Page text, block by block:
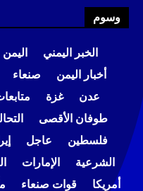
وسوم
الخبر اليمني اليمن
أخبار اليمن
صنعاء
عدن
غزة
طوفان الأقصى
فلسطين
عاجل
الشرعية
الإمارات
أمريكا
قوات صنعاء